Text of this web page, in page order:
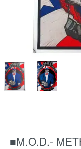
■M.O.D.-